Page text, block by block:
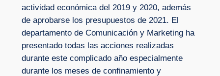
actividad económica del 2019 y 2020, además
de aprobarse los presupuestos de 2021. El
departamento de Comunicación y Marketing ha
presentado todas las acciones realizadas
durante este complicado año especialmente
durante los meses de confinamiento y